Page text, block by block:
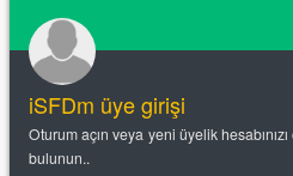
iSFDm üye girişi
Oturum açın veya yeni üyelik
bulunun..